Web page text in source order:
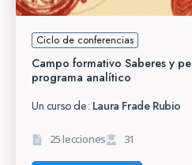
Ciclo de conferencias
Campo formativo Saberes y
programa analítico
Un curso de: Laura Frade Rubio
25 lecciones 31